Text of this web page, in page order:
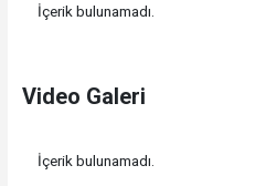
İçerik bulunamadı.
Video Galeri
İçerik bulunamadı.